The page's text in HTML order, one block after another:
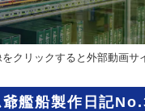
クリックすると外部動画サ
爺艦船製作日記